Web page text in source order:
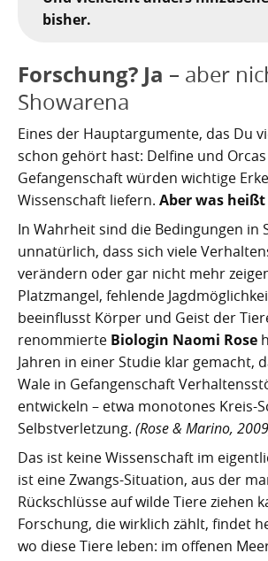
Pyramiden von Güímar
Giftige Insekten und Spinnen auf
Inseln
Garachico
Güímar
Guía de Isora
Icod de los Vinos
La Guancha
La Orotava
La Victoria de
Los Realejos
Los Silos
Puerto de la Cruz
San Juan de la Rambla
San Miguel de Abona
Achamán - Himmelsgott der
Magec - Sonne, Licht und
Chaxiraxi - Muttergöttin der
Achuguayo - Mond, Zeit und
San Borondón
Die Schlachten um
Der Widerstand
Konstanz und
Piratenangriffe auf Teneriffa im
François Le Clerc
Amaro Pargo
Garachico 1706
Die Schlacht von Santa
Kartoffelrevolution
Franco auf Teneriffa
Thor Heyerdahl und die
Nachhaltig bauen und sanieren
Star Wars auf
Finca oder
Die Cochenille-
Teneriffas
Zwischen Urlaubsparadies und
Die Geologie
Die Guanchen
Legenden, Geheimnisse und die stille
La Palma und die Tsunami-
bisher.
Forschung? Ja – aber
Showarena
Eines der Hauptargumente, das Du
schon gehört hast: Delfine und
Gefangenschaft würden wichtige
Wissenschaft liefern. Aber was
In Wahrheit sind die Bedingungen in
unnatürlich, dass sich viele
verändern oder gar nicht mehr
Platzmangel, fehlende
beeinflusst Körper und Geist der
renommierte Biologin Naomi Rose
Jahren in einer Studie klar gemacht,
Wale in Gefangenschaft
entwickeln – etwa monotones Kreis-
Selbstverletzung. (Rose & Marino,
Das ist keine Wissenschaft im
ist eine Zwangs-Situation, aus der
Rückschlüsse auf wilde Tiere ziehen
Forschung, die wirklich zählt, findet
wo diese Tiere leben: im offenen